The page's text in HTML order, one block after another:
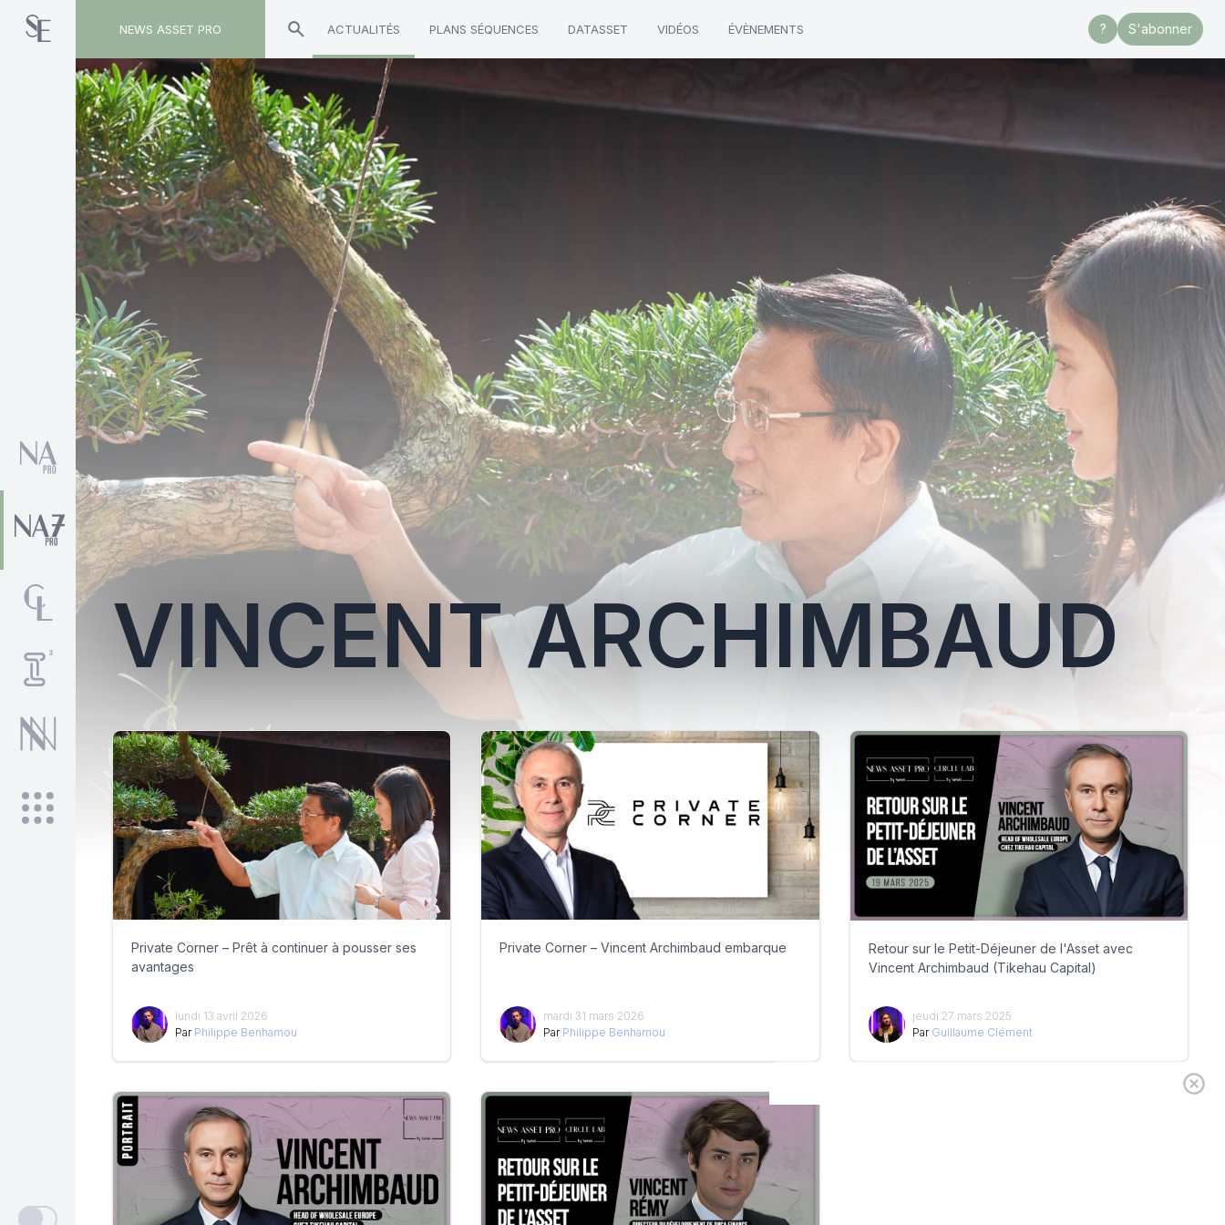
NEWS ASSET PRO ACTUALITÉS PLANS SÉQUENCES DATASSET VIDÉOS ÉVÈNEMENTS ? S'abonner
Toute l'actualité sur le tag "Vincent Archimbaud"
VINCENT ARCHIMBAUD
Private Corner – Prêt à continuer à pousser ses
avantages
lundi 13 avril 2026
Par Philippe Benhamou
Private Corner – Vincent Archimbaud embarque
mardi 31 mars 2026
Par Philippe Benhamou
Retour sur le Petit-Déjeuner de l'Asset avec
Vincent Archimbaud (Tikehau Capital)
jeudi 27 mars 2025
Par Guillaume Clément